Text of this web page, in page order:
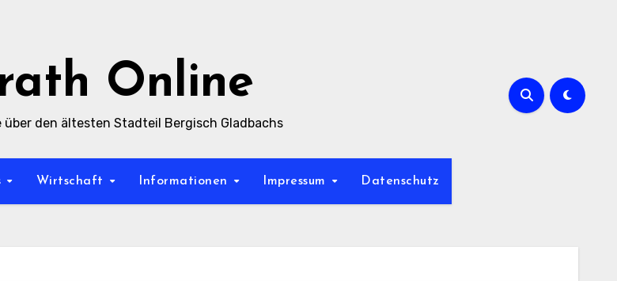
Online
über den ältesten Stadteil Bergisch Gladbachs
Wirtschaft Informationen Impressum Datenschutz